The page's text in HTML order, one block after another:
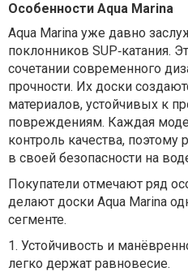
Особенности Aqua Marina
Aqua Marina уже давно
поклонников SUP‑катания.
сочетании современного
прочности. Их доски
материалов, устойчивых к
повреждениям. Каждая
контроль качества,
в своей безопасности на
Покупатели отмечают ряд
делают доски Aqua Marina
сегменте.
1. Устойчивость и
легко держат равновесие.